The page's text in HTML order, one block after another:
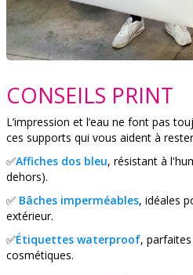
CONSEILS PRINT
L’impression et l’eau ne font pas
ces supports qui vous aident à
​​​​​✅Affiches dos bleu, résistant à
dehors).
✅ Bâches imperméables, idéales
extérieur.
✅Étiquettes waterproof,
cosmétiques.